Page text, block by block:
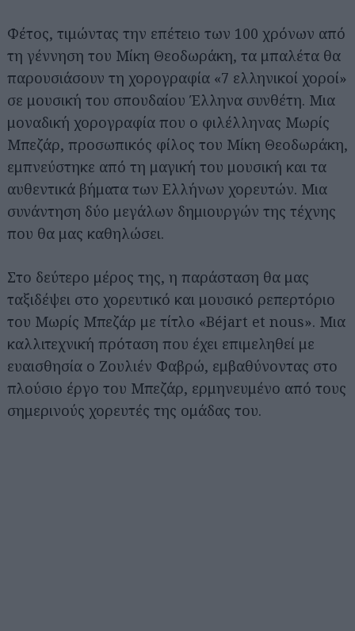
Φέτος, τιμώντας την επέτειο των 100 χρόνων από
τη γέννηση του Μίκη Θεοδωράκη, τα μπαλέτα θα
παρουσιάσουν τη χορογραφία «7 ελληνικοί χοροί»
σε μουσική του σπουδαίου Έλληνα συνθέτη. Μια
μοναδική χορογραφία που ο φιλέλληνας Μωρίς
Μπεζάρ, προσωπικός φίλος του Μίκη Θεοδωράκη,
εμπνεύστηκε από τη μαγική του μουσική και τα
αυθεντικά βήματα των Ελλήνων χορευτών. Μια
συνάντηση δύο μεγάλων δημιουργών της τέχνης
που θα μας καθηλώσει.
Στο δεύτερο μέρος της, η παράσταση θα μας
ταξιδέψει στο χορευτικό και μουσικό ρεπερτόριο
του Μωρίς Μπεζάρ με τίτλο «Béjart et nous». Μια
καλλιτεχνική πρόταση που έχει επιμεληθεί με
ευαισθησία ο Ζουλιέν Φαβρώ, εμβαθύνοντας στο
πλούσιο έργο του Μπεζάρ, ερμηνευμένο από τους
σημερινούς χορευτές της ομάδας του.